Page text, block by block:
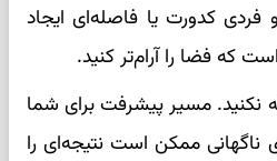
کدورت یا فاصله‌ای ایجاد
که فضا را آرام‌تر کنید.
نکنید. مسیر پیشرفت برای شما
ناگهانی ممکن است نتیجه‌ای را